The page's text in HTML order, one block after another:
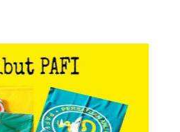
PAFI
PAFI